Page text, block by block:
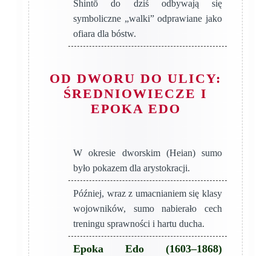
Shintō do dziś odbywają się
symboliczne „walki” odprawiane jako
ofiara dla bóstw.
OD DWORU DO ULICY:
ŚREDNIOWIECZE I
EPOKA EDO
W okresie dworskim (Heian) sumo
było pokazem dla arystokracji.
Później, wraz z umacnianiem się klasy
wojowników, sumo nabierało cech
treningu sprawności i hartu ducha.
Epoka Edo (1603–1868)